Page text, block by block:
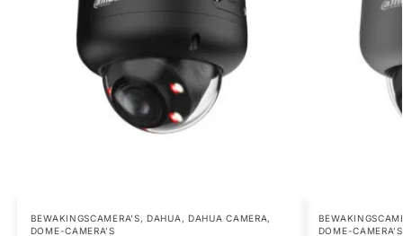
BEWAKINGSCAMERA'S,DAHUA , DAHUA CAMERA,
DOME-CAMERA’S
DOME-CAMERA’S